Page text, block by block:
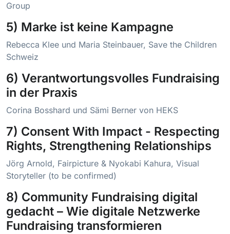
Group
5) Marke ist keine Kampagne
Rebecca Klee und Maria Steinbauer, Save the Children
Schweiz
6) Verantwortungsvolles Fundraising
in der Praxis
Corina Bosshard und Sämi Berner von HEKS
7) Consent With Impact - Respecting
Rights, Strengthening Relationships
Jörg Arnold, Fairpicture & Nyokabi Kahura, Visual
Storyteller (to be confirmed)
8) Community Fundraising digital
gedacht – Wie digitale Netzwerke
Fundraising transformieren